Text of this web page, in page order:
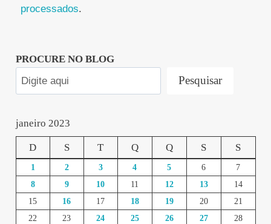
processados.
PROCURE NO BLOG
Pesquisar
janeiro 2023
D S T Q Q S S
1 2 3 4 5 6
7
8
9 10 11 12 13
14
15
16 17 18 19 20
21
22
23 24 25 26 27
28